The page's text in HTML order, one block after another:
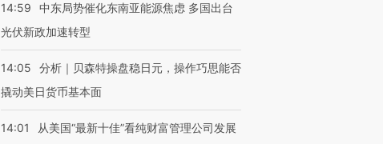
14:59
中东局势催化东南亚能源焦虑 多国出台
光伏新政加速转型
14:05
分析｜贝森特操盘稳日元，操作巧思能否
撬动美日货币基本面
14:01
从美国“最新十佳”看纯财富管理公司发展